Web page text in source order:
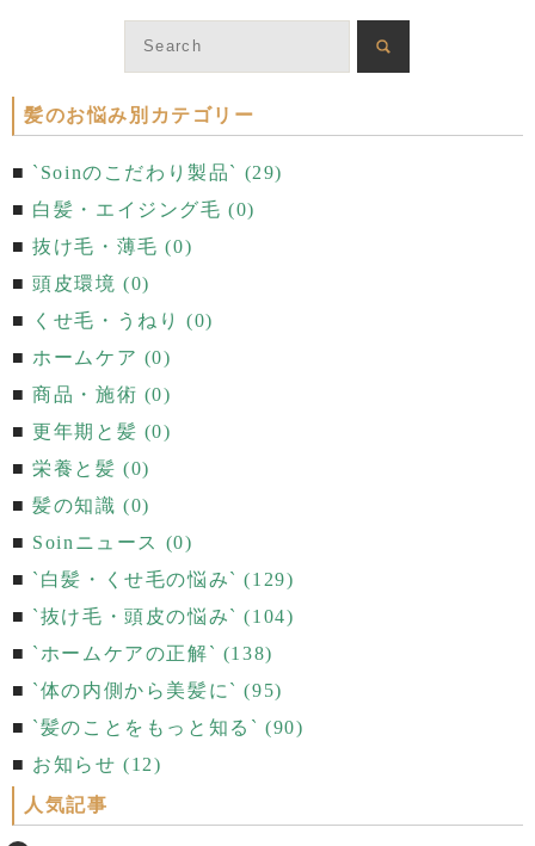
髪のお悩み別カテゴリー
`Soinのこだわり製品` (29)
白髪・エイジング毛 (0)
抜け毛・薄毛 (0)
頭皮環境 (0)
くせ毛・うねり (0)
ホームケア (0)
商品・施術 (0)
更年期と髪 (0)
栄養と髪 (0)
髪の知識 (0)
Soinニュース (0)
`白髪・くせ毛の悩み` (129)
`抜け毛・頭皮の悩み` (104)
`ホームケアの正解` (138)
`体の内側から美髪に` (95)
`髪のことをもっと知る` (90)
お知らせ (12)
人気記事